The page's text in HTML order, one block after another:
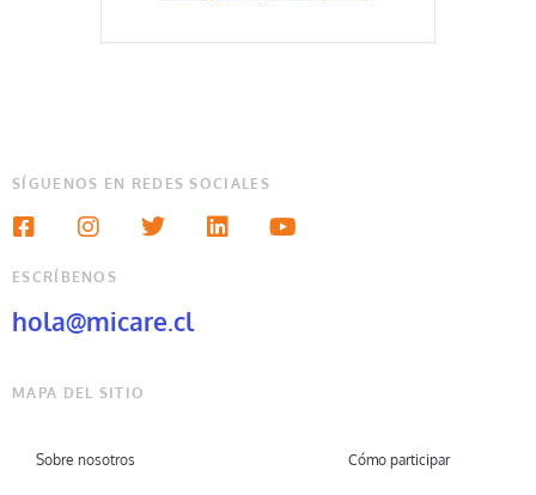
SÍGUENOS EN REDES SOCIALES
ESCRÍBENOS
hola@micare.cl
MAPA DEL SITIO
Sobre nosotros Cómo participar